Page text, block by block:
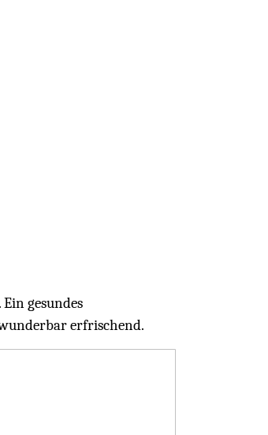
gesundes
erfrischend.